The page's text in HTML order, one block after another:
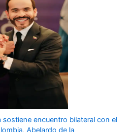
sostiene encuentro bilateral con el
Abelardo de la